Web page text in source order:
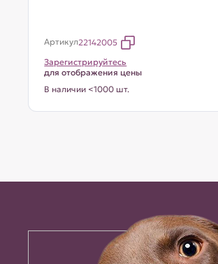
Артикул22142005
Зарегистрируйтесь
для отображения цены
В наличии <1000 шт.